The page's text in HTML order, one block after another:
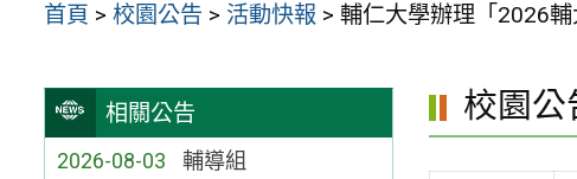
首頁 >校園公告 > 活動快報 >輔仁大學辦理「2026
相關公告
2026-08-03 輔導組
校園公